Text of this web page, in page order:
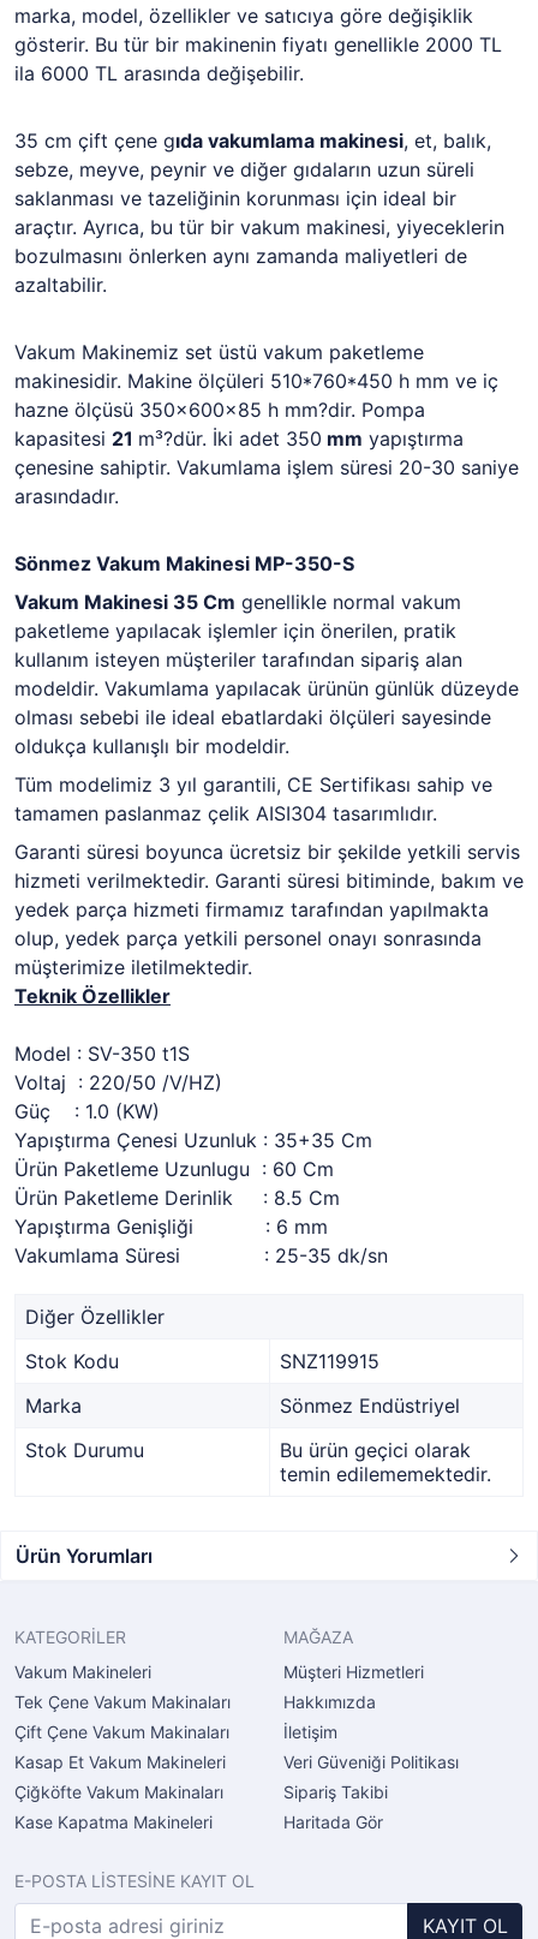
marka, model, özellikler ve satıcıya göre değişiklik
gösterir. Bu tür bir makinenin fiyatı genellikle 2000 TL
ila 6000 TL arasında değişebilir.
35 cm çift çene gıda vakumlama makinesi, et, balık,
sebze, meyve, peynir ve diğer gıdaların uzun süreli
saklanması ve tazeliğinin korunması için ideal bir
araçtır. Ayrıca, bu tür bir vakum makinesi, yiyeceklerin
bozulmasını önlerken aynı zamanda maliyetleri de
azaltabilir.
Vakum Makinemiz set üstü vakum paketleme
makinesidir. Makine ölçüleri 510*760*450 h mm ve iç
hazne ölçüsü 350x600x85 h mm?dir. Pompa
kapasitesi 21 m³?dür. İki adet 350 mm yapıştırma
çenesine sahiptir. Vakumlama işlem süresi 20-30 saniye
arasındadır.
Sönmez Vakum Makinesi MP-350-S
Vakum Makinesi 35 Cm genellikle normal vakum
paketleme yapılacak işlemler için önerilen, pratik
kullanım isteyen müşteriler tarafından sipariş alan
modeldir. Vakumlama yapılacak ürünün günlük düzeyde
olması sebebi ile ideal ebatlardaki ölçüleri sayesinde
oldukça kullanışlı bir modeldir.
Tüm modelimiz 3 yıl garantili, CE Sertifikası sahip ve
tamamen paslanmaz çelik AISI304 tasarımlıdır.
Garanti süresi boyunca ücretsiz bir şekilde yetkili servis
hizmeti verilmektedir. Garanti süresi bitiminde, bakım ve
yedek parça hizmeti firmamız tarafından yapılmakta
olup, yedek parça yetkili personel onayı sonrasında
müşterimize iletilmektedir.
Teknik Özellikler
Model : SV-350 t1S
Voltaj : 220/50 /V/HZ)
Güç : 1.0 (KW)
Yapıştırma Çenesi Uzunluk : 35+35 Cm
Ürün Paketleme Uzunlugu : 60 Cm
Ürün Paketleme Derinlik : 8.5 Cm
Yapıştırma Genişliği : 6 mm
Vakumlama Süresi : 25-35 dk/sn
Diğer Özellikler
Stok Kodu
SNZ119915
Marka
Sönmez Endüstriyel
Stok Durumu
Bu ürün geçici olarak
temin edilememektedir.
Ürün Yorumları
KATEGORİLER
Vakum Makineleri
Tek Çene Vakum Makinaları
Çift Çene Vakum Makinaları
Kasap Et Vakum Makineleri
Çiğköfte Vakum Makinaları
Kase Kapatma Makineleri
MAĞAZA
Müşteri Hizmetleri
Hakkımızda
İletişim
Veri Güveniği Politikası
Sipariş Takibi
Haritada Gör
E-POSTA LİSTESİNE KAYIT OL
KAYIT OL